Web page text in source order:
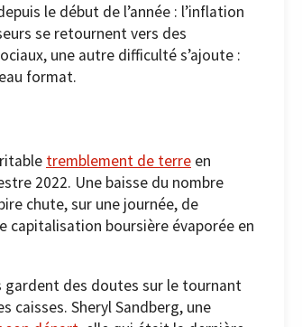
le début de l’année : l’inflation
se retournent vers des
une autre difficulté s’ajoute :
format.
tremblement de terre en
2022. Une baisse du nombre
chute, sur une journée, de
capitalisation boursière évaporée en
gardent des doutes sur le tournant
caisses. Sheryl Sandberg, une